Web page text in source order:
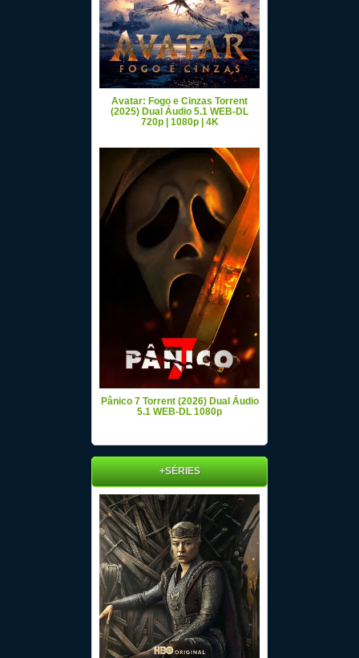
Avatar: Fogo e Cinzas Torrent
(2025) Dual Áudio 5.1 WEB-DL
720p | 1080p | 4K
Pânico 7 Torrent (2026) Dual Áudio
5.1 WEB-DL 1080p
+SÉRIES